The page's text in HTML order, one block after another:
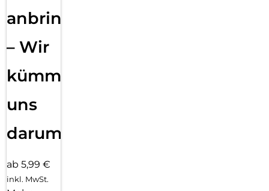
anbringen
– Wir
kümmern
uns
darum!
ab 5,99 €
inkl. MwSt.